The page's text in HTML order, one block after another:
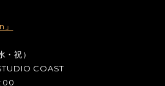
・祝）
COAST